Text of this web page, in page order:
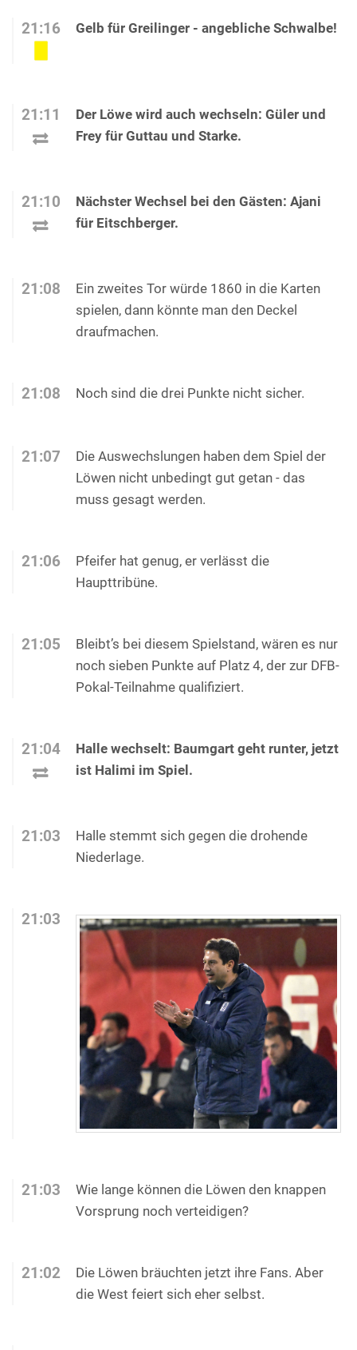
21:16 Gelb für Greilinger - angebliche Schwalbe!
21:11
Der Löwe wird auch wechseln: Güler und
Frey für Guttau und Starke.
21:10
Nächster Wechsel bei den Gästen: Ajani
für Eitschberger.
21:08
Ein zweites Tor würde 1860 in die Karten
spielen, dann könnte man den Deckel
draufmachen.
21:08 Noch sind die drei Punkte nicht sicher.
21:07
Die Auswechslungen haben dem Spiel der
Löwen nicht unbedingt gut getan - das
muss gesagt werden.
21:06
Pfeifer hat genug, er verlässt die
Haupttribüne.
21:05
Bleibt’s bei diesem Spielstand, wären es nur
noch sieben Punkte auf Platz 4, der zur DFB-
Pokal-Teilnahme qualifiziert.
21:04
Halle wechselt: Baumgart geht runter, jetzt
ist Halimi im Spiel.
21:03
Halle stemmt sich gegen die drohende
Niederlage.
21:03
21:03
Wie lange können die Löwen den knappen
Vorsprung noch verteidigen?
21:02
Die Löwen bräuchten jetzt ihre Fans. Aber
die West feiert sich eher selbst.